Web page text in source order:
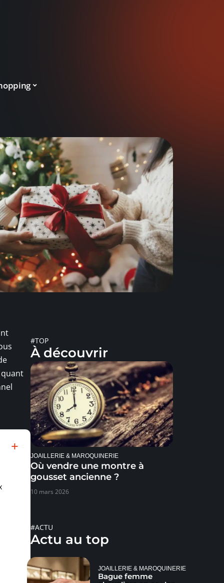
quant
#TOP
À découvrir
JOAILLERIE & MAROQUINERIE
Où vendre une montre à
gousset ancienne ?
10 mars 2026
#ACTU
Actu au top
JOAILLERIE & MAROQUINERIE
Bague femme